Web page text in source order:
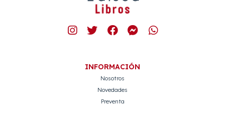
INFORMACIÓN
Nosotros
Novedades
Preventa